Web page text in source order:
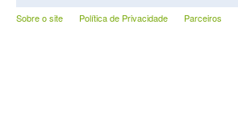
Sobre o site Política de Privacidade Parceiros